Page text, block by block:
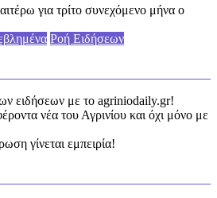
για τρίτο συνεχόμενο μήνα ο
Ροή Ειδήσεων
ειδήσεων με το agriniodaily.gr!
νέα του Αγρινίου και όχι μόνο με
γίνεται εμπειρία!